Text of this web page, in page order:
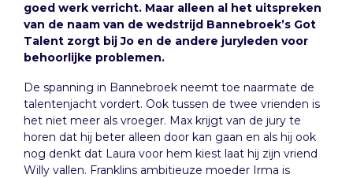
goed werk verricht. Maar alleen al het uitspreken
van de naam van de wedstrijd Bannebroek’s Got
Talent zorgt bij Jo en de andere juryleden voor
behoorlijke problemen.
De spanning in Bannebroek neemt toe naarmate de
talentenjacht vordert. Ook tussen de twee vrienden is
het niet meer als vroeger. Max krijgt van de jury te
horen dat hij beter alleen door kan gaan en als hij ook
nog denkt dat Laura voor hem kiest laat hij zijn vriend
Willy vallen. Franklins ambitieuze moeder Irma is